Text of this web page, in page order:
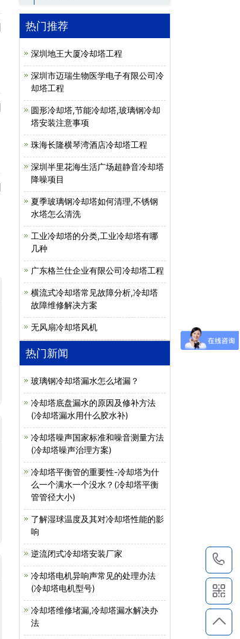
热门推荐
深圳地王大厦冷却塔工程
深圳市迈瑞生物医学电子有限公司冷
却塔工程
圆形冷却塔,节能冷却塔,玻璃钢冷却
塔安装注意事项
珠海长隆横琴湾酒店冷却塔工程
深圳半里花海生活广场超静音冷却塔
降噪项目
夏季玻璃钢冷却塔如何清理,不锈钢
水塔怎么清洗
工业冷却塔的分类,工业冷却塔有哪
几种
广东格兰仕企业有限公司冷却塔工程
横流式冷却塔常见故障分析,冷却塔
故障维修解决方案
无风扇冷却塔风机
热门新闻
玻璃钢冷却塔漏水怎么堵漏？
冷却塔底盘漏水的原因及修补方法
(冷却塔漏水用什么胶水补)
冷却塔噪声国家标准和噪音测量方法
(冷却塔噪声治理方案)
冷却塔平衡管的重要性-冷却塔为什
么一个满水一个没水？(冷却塔平衡
管管径大小)
了解湿球温度及其对冷却塔性能的影
响
逆流闭式冷却塔安装厂家
冷却塔电机异响声常见的处理办法
(冷却塔电机型号)
冷却塔维修堵漏,冷却塔漏水解决办
法